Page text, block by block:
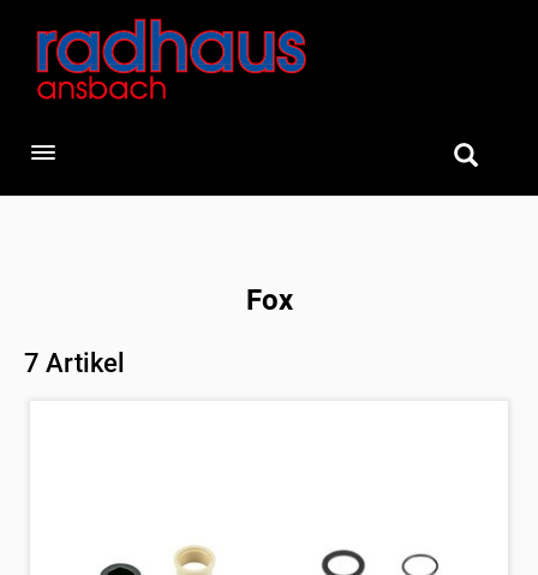
Toggle navigation
Fox
7 Artikel